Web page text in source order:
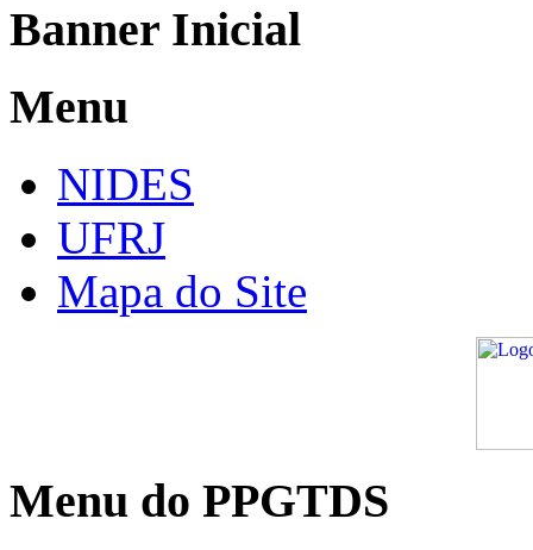
Banner Inicial
Menu
NIDES
UFRJ
Mapa do Site
Menu do PPGTDS